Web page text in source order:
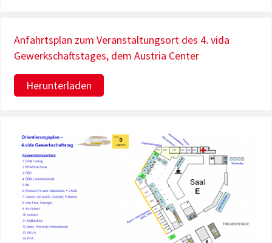
Anfahrtsplan zum Veranstaltungsort des 4. vida
Gewerkschaftstages, dem Austria Center
Herunterladen